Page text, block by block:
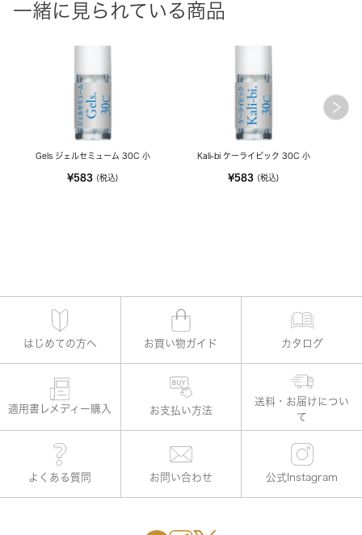
一緒に見られている商品
Gels ジェルセミューム 30C 小
¥583 (税込)
Kali-bi ケーライビック 30C 小
¥583 (税込)
はじめての方へ お買い物ガイド カタログ
適用書レメディー購入 お支払い方法
よくある質問 お問い合わせ 公式Instagram